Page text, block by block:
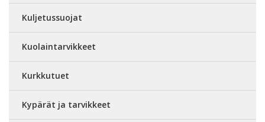
Kuljetussuojat
Kuolaintarvikkeet
Kurkkutuet
Kypärät ja tarvikkeet